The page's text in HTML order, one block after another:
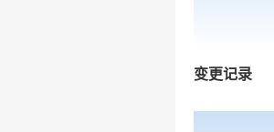
变更记录